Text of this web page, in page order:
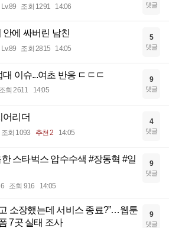
Lv.89 조회 1291 14:06 댓글
안에 싸버린 남친
Lv.89 조회 2815 14:05
5
댓글
대 이슈...여초 반응 ㄷㄷㄷ
조회 2611 14:05
9
댓글
어리더
조회 1093 추천 2 14:05
4
댓글
스타벅스 압수수색 #장동혁 #일
조회 916 14:05
9
댓글
소장했는데 서비스 종료?”…웹툰
7곳 실태 조사
9
댓글